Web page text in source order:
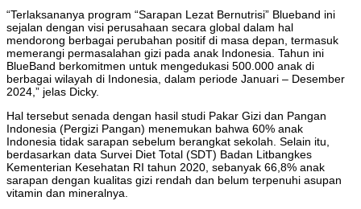
“Terlaksananya program “Sarapan Lezat Bernutrisi” Blueband ini
sejalan dengan visi perusahaan secara global dalam hal
mendorong berbagai perubahan positif di masa depan, termasuk
memerangi permasalahan gizi pada anak Indonesia. Tahun ini
BlueBand berkomitmen untuk mengedukasi 500.000 anak di
berbagai wilayah di Indonesia, dalam periode Januari – Desember
2024,” jelas Dicky.
Hal tersebut senada dengan hasil studi Pakar Gizi dan Pangan
Indonesia (Pergizi Pangan) menemukan bahwa 60% anak
Indonesia tidak sarapan sebelum berangkat sekolah. Selain itu,
berdasarkan data Survei Diet Total (SDT) Badan Litbangkes
Kementerian Kesehatan RI tahun 2020, sebanyak 66,8% anak
sarapan dengan kualitas gizi rendah dan belum terpenuhi asupan
vitamin dan mineralnya.